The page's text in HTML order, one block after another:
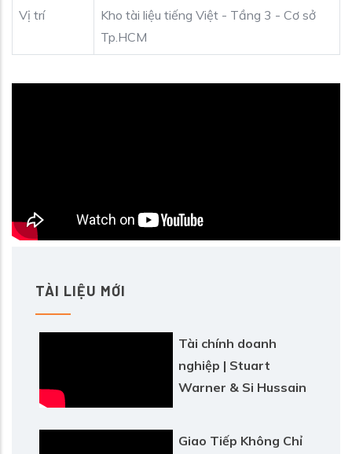
Vị trí
Kho tài liệu tiếng Việt - Tầng 3 - Cơ sở
Tp.HCM
TÀI LIỆU MỚI
Tài chính doanh
nghiệp | Stuart
Warner & Si Hussain
Giao Tiếp Không Chỉ